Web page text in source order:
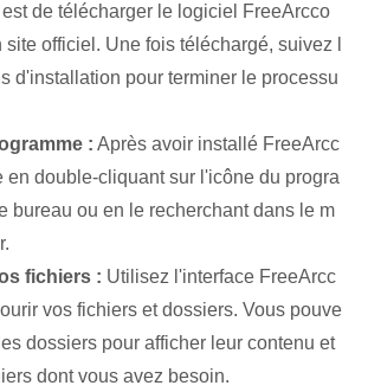
de télécharger le logiciel FreeArcco
officiel. Une fois téléchargé, suivez l
d'installation pour terminer le processu
: Après avoir installé FreeArcc
en double-cliquant sur l'icône du progra
bureau ou en le recherchant dans le m
fichiers : Utilisez l'interface FreeArcc
vos fichiers et dossiers. Vous pouve
dossiers pour afficher leur contenu et
dont vous avez besoin.